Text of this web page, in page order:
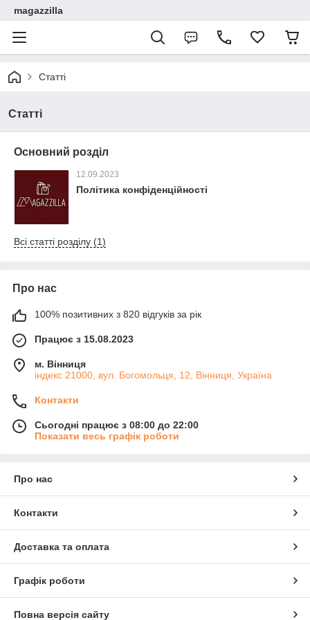
magazzilla
Статті
Статті
Основний розділ
12.09.2023
Політика конфіденційності
Всі статті розділу (1)
Про нас
100% позитивних з 820 відгуків за рік
Працює з 15.08.2023
м. Вінниця
індекс 21000, вул. Богомольця, 12, Вінниця, Україна
Контакти
Сьогодні працює з 08:00 до 22:00
Показати весь графік роботи
Про нас
Контакти
Доставка та оплата
Графік роботи
Повна версія сайту